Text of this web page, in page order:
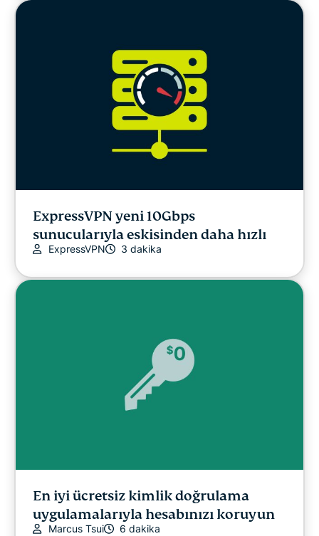
ExpressVPN yeni 10Gbps
sunucularıyla eskisinden daha hızlı
ExpressVPN 3 dakika
En iyi ücretsiz kimlik doğrulama
uygulamalarıyla hesabınızı koruyun
Marcus Tsui 6 dakika